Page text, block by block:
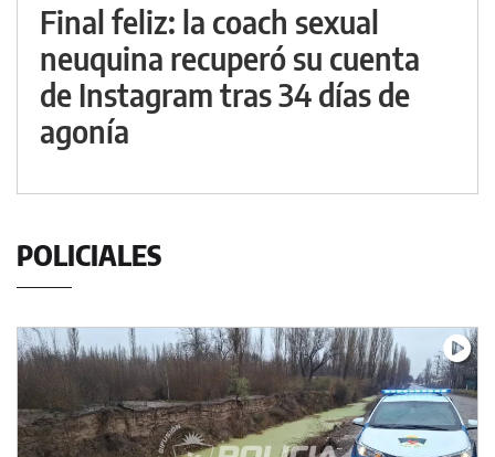
Final feliz: la coach sexual
neuquina recuperó su cuenta
de Instagram tras 34 días de
agonía
POLICIALES